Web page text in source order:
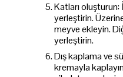
Katları oluşturun:
yerleştirin.
meyve ekleyin.
yerleştirin.
Dış kaplama ve
kremayla